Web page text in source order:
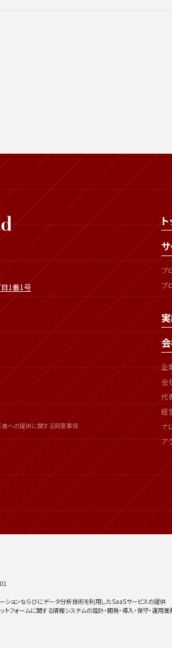
プ
プ
企
会
代
経
ナ
ア
1番1号
への提供に関する同意事項
ションならびにデータ分析技術を利用したSaaSサービスの提供
トフォームに関する情報システムの設計・開発・導入・保守・運用業